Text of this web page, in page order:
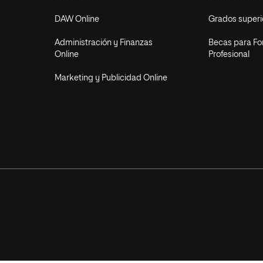
DAW Online
Administración y Finanzas
Online
Marketing y Publicidad Online
Grados
Becas para
Profesional